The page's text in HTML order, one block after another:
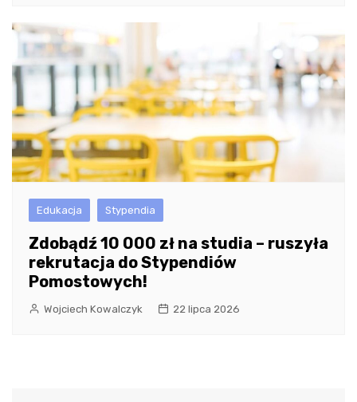
Edukacja Stypendia
Zdobądź 10 000 zł na studia – ruszyła
rekrutacja do Stypendiów
Pomostowych!
Wojciech Kowalczyk 22 lipca 2026